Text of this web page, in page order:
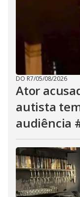
DO R7/05/08/2026
Ator
autista
audiência